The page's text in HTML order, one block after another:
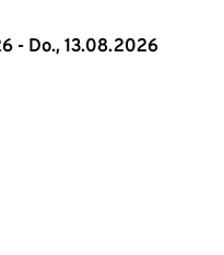
- Do., 13.08.2026